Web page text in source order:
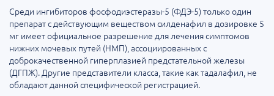
Среди ингибиторов фосфодиэстеразы-5 (ФДЭ-5) только один
препарат с действующим веществом силденафил в дозировке 5
мг имеет официальное разрешение для лечения симптомов
нижних мочевых путей (НМП), ассоциированных с
доброкачественной гиперплазией предстательной железы
(ДГПЖ). Другие представители класса, такие как тадалафил, не
обладают данной специфической регистрацией.